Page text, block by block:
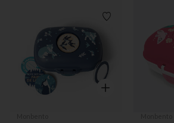
Liste de souhaits
Aperçu rapide